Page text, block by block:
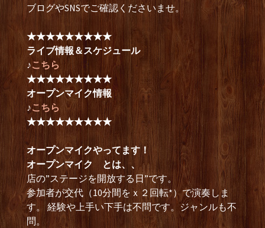
ブログやSNSでご確認くださいませ。
★★★★★★★★★
ライブ情報＆スケジュール
♪こちら
★★★★★★★★★
オープンマイク情報
♪こちら
★★★★★★★★★
オープンマイクやってます！
オープンマイク とは、、
店の”ステージを開放する日”です。
参加者が交代（10分間をｘ２回転*）で演奏しま
す。 経験や上手い下手は不問です。ジャンルも不
問。